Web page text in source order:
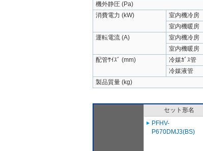
機外静圧 (Pa)
消費電力 (kW)
室内機冷房
室内機暖房
運転電流 (A)
室内機冷房
室内機暖房
配管ｻｲｽﾞ (mm)
冷媒ｶﾞｽ管
冷媒液管
製品質量 (kg)
セット形名
PFHV-
P670DMJ3(BS)